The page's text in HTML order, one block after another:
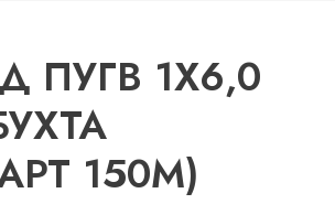
ПУГВ 1Х6,0
150М)